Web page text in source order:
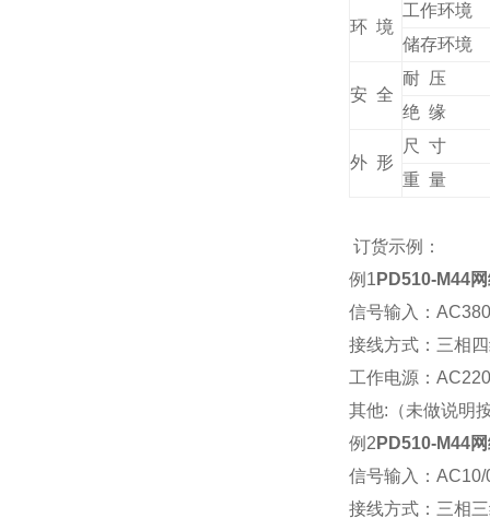
环 境
工作环境
储存环境
安 全
耐 压
绝 缘
外 形
尺 寸
重 量
订货示例：
例1 PD510-M44
信号输入：
接线方式：三相
工作电源：
其他:（未做说明
例2 PD510-M44
信号输入：
接线方式：三相